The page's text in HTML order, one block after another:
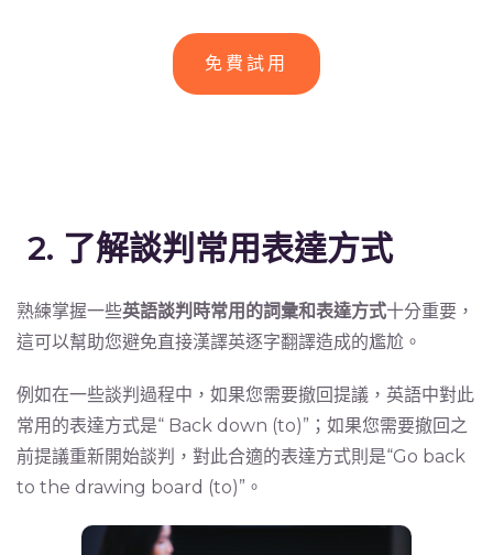
免費試用
2. 了解談判常用表達方式
熟練掌握一些英語談判時常用的詞彙和表達方式十分重要，
這可以幫助您避免直接漢譯英逐字翻譯造成的尷尬。
例如在一些談判過程中，如果您需要撤回提議，英語中對此
常用的表達方式是“ Back down (to)”；如果您需要撤回之
前提議重新開始談判，對此合適的表達方式則是“Go back
to the drawing board (to)”。